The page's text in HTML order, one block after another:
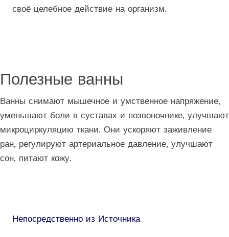
своё целебное действие на организм.
Полезные ванны
Ванны снимают мышечное и умственное напряжение,
уменьшают боли в суставах и позвоночнике, улучшают
микроциркуляцию ткани. Они ускоряют заживление
ран, регулируют артериальное давление, улучшают
сон, питают кожу.
Непосредственно из Источника